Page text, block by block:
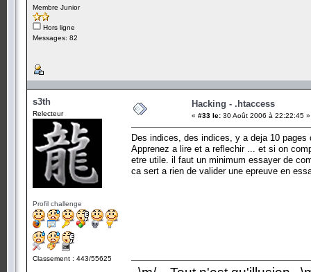
Membre Junior
Hors ligne
Messages: 82
s3th
Relecteur
Profil challenge
Classement : 443/55625
Hacking - .htaccess
« #33 le: 30 Août 2006 à 22:22:45 »
Des indices, des indices, y a deja 10
Apprenez a lire et a reflechir ... et si on
etre utile. il faut un minimum essayer de
ca sert a rien de valider une epreuve en